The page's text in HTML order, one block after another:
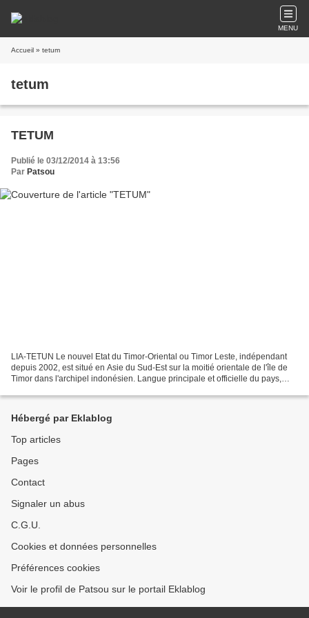
MENU
Accueil » tetum
tetum
TETUM
Publié le 03/12/2014 à 13:56
Par Patsou
LIA-TETUN Le nouvel Etat du Timor-Oriental ou Timor Leste, indépendant
depuis 2002, est situé en Asie du Sud-Est sur la moitié orientale de l'île de
Timor dans l'archipel indonésien. Langue principale et officielle du pays,
Hébergé par Eklablog
Top articles
Pages
Contact
Signaler un abus
C.G.U.
Cookies et données personnelles
Préférences cookies
Voir le profil de Patsou sur le portail Eklablog